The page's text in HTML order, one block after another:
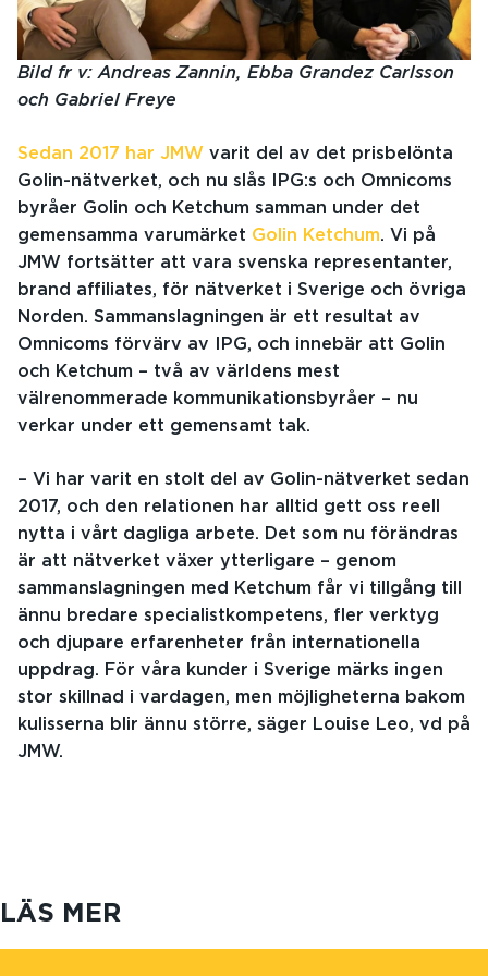
Bild fr v: Andreas Zannin, Ebba Grandez Carlsson
och Gabriel Freye
Sedan 2017 har JMW varit del av det prisbelönta
Golin-nätverket, och nu slås IPG:s och Omnicoms
byråer Golin och Ketchum samman under det
gemensamma varumärket Golin Ketchum. Vi på
JMW fortsätter att vara svenska representanter,
brand affiliates, för nätverket i Sverige och övriga
Norden. Sammanslagningen är ett resultat av
Omnicoms förvärv av IPG, och innebär att Golin
och Ketchum – två av världens mest
välrenommerade kommunikationsbyråer – nu
verkar under ett gemensamt tak.
– Vi har varit en stolt del av Golin-nätverket sedan
2017, och den relationen har alltid gett oss reell
nytta i vårt dagliga arbete. Det som nu förändras
är att nätverket växer ytterligare – genom
sammanslagningen med Ketchum får vi tillgång till
ännu bredare specialistkompetens, fler verktyg
och djupare erfarenheter från internationella
uppdrag. För våra kunder i Sverige märks ingen
stor skillnad i vardagen, men möjligheterna bakom
kulisserna blir ännu större, säger Louise Leo, vd på
JMW.
LÄS MER